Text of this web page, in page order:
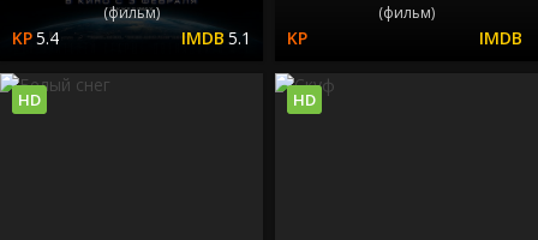
(фильм)
5.4 5.1
(фильм)
HD HD